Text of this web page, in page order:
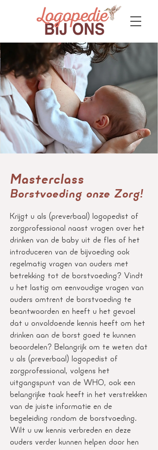
Masterclass
Borstvoeding onze Zorg!
Krijgt u als (preverbaal) logopedist of
zorgprofessional naast vragen over het
drinken van de baby uit de fles of het
introduceren van de bijvoeding ook
regelmatig vragen van ouders met
betrekking tot de borstvoeding? Vindt
u het lastig om eenvoudige vragen van
ouders omtrent de borstvoeding te
beantwoorden en heeft u het gevoel
dat u onvoldoende kennis heeft om het
drinken aan de borst goed te kunnen
beoordelen? Belangrijk om te weten dat
u als (preverbaal) logopedist of
zorgprofessional, volgens het
uitgangspunt van de WHO, ook een
belangrijke taak heeft in het verstrekken
van de juiste informatie en de
begeleiding rondom de borstvoeding.
Wilt u uw kennis verbreden en deze
ouders verder kunnen helpen door hen